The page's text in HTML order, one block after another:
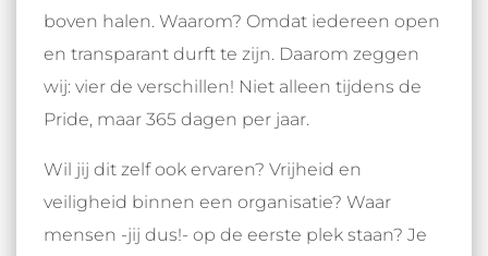
boven halen. Waarom? Omdat iedereen open
en transparant durft te zijn. Daarom zeggen
wij: vier de verschillen! Niet alleen tijdens de
Pride, maar 365 dagen per jaar.
Wil jij dit zelf ook ervaren? Vrijheid en
veiligheid binnen een organisatie? Waar
mensen -jij dus!- op de eerste plek staan? Je